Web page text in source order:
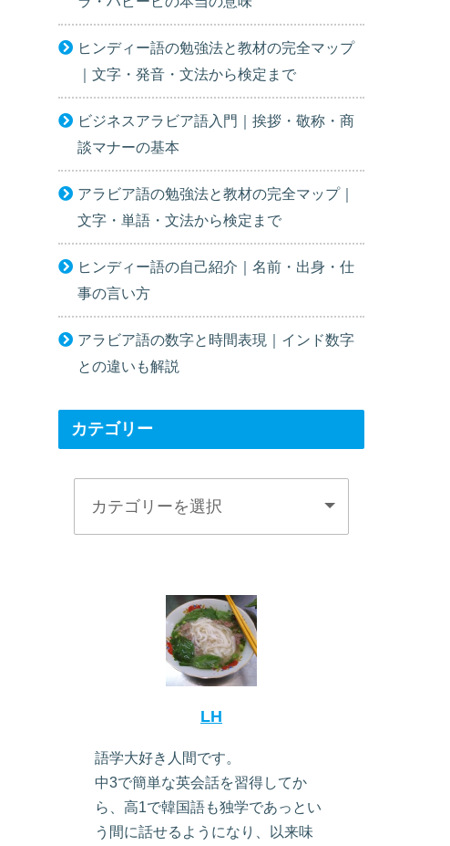
ヒンディー語の勉強法と教材の完全マップ
｜文字・発音・文法から検定まで
ビジネスアラビア語入門｜挨拶・敬称・商
談マナーの基本
アラビア語の勉強法と教材の完全マップ｜
文字・単語・文法から検定まで
ヒンディー語の自己紹介｜名前・出身・仕
事の言い方
アラビア語の数字と時間表現｜インド数字
との違いも解説
カテゴリー
LH
語学大好き人間です。
中3で簡単な英会話を習得してか
ら、高1で韓国語も独学であっとい
う間に話せるようになり、以来味